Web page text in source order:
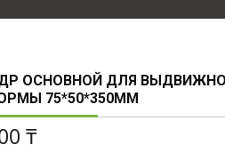
ОСНОВНОЙ ДЛЯ
75*50*350MM
₸